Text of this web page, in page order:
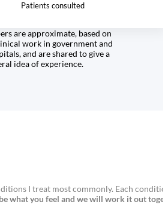
Patients consulted
are approximate, based on
work in government and
and are shared to give a
idea of experience.
I treat most commonly. Each
what you feel and we will work it out